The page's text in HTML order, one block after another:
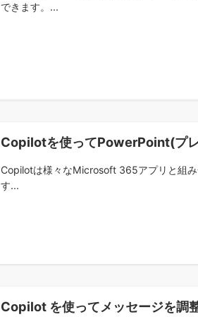
できます。...
Copilotを使ってPowerPoint(プ
Copilotは様々なMicrosoft 365アプリと組み
す...
Copilot を使ってメッセージを調